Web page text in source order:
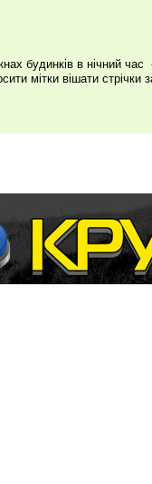
будинків в нічний
мітки вішати стрічки